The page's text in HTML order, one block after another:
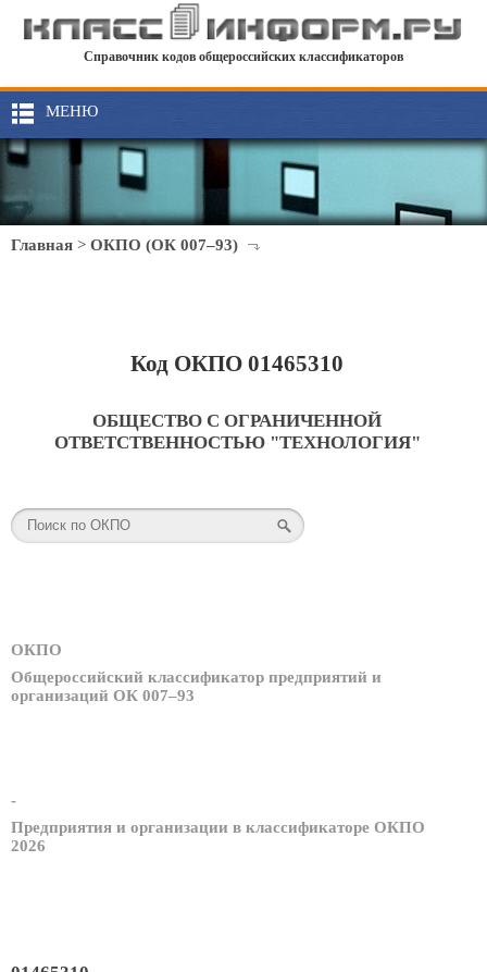
Справочник кодов общероссийских классификаторов
МЕНЮ
Главная > ОКПО (ОК 007–93)
Код ОКПО 01465310
ОБЩЕСТВО С ОГРАНИЧЕННОЙ
ОТВЕТСТВЕННОСТЬЮ "ТЕХНОЛОГИЯ"
ОКПО
Общероссийский классификатор предприятий и
организаций ОК 007–93
-
Предприятия и организации в классификаторе ОКПО
2026